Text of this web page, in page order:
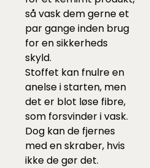
så vask dem gerne et
par gange inden brug
for en sikkerheds
skyld.
Stoffet kan fnulre en
anelse i starten, men
det er blot løse fibre,
som forsvinder i vask.
Dog kan de fjernes
med en skraber, hvis
ikke de gør det.